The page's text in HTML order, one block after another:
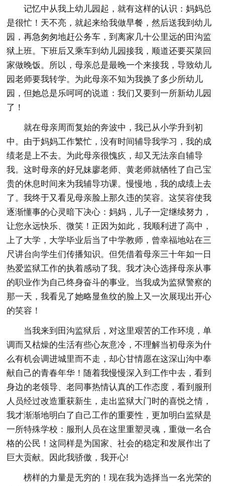
记忆中从我上幼儿园起，就有这样的认识：妈妈总
是很忙！天不亮，就起来给我做早餐，然后送我到幼儿
园，再急匆匆地赶公务车，到离家几十公里远的田沟监
狱上班。下班后又乘车到幼儿园接我，顺道还要买菜回
家做晚饭。所以，母亲总是最晚一个来接我，导致幼儿
园老师要我转学。为此母亲不知为我换了多少所幼儿
园，但她总是乐呵呵的说道：我们又要到一所新幼儿园
了！
就在母亲周而复始的奔波中，我已从小学升到初
中。由于妈妈工作繁忙，没有时间辅导我学习，我的成
绩老是上不去。为此母亲很愧疚，却又无法亲自辅导
我。这时母亲的好兄妹廖老师、黄老师就牺牲了自己宝
贵的休息时间来为我辅导功课。慢慢地，我的成绩上去
了。我终于又看见母亲脸上那久违的笑容。这笑容使我
逐渐懂事的心灵暗下决心：妈妈，儿子一定继续努力，
让您永远快乐、微笑！正因为如此，我顺利进了高中，
上了大学，大学毕业后当了中学教师，曾幸福地站在三
尺讲台向学生们传播知识。但凭借着母亲三十年如一日
热爱监狱工作的执着感动了我。我才决心选择母亲从事
的职业作为自己终身奋斗的事业。当我成为监狱警察的
那一天，我看见了她略显鱼纹的脸上又一次展现出开心
的笑容！
当我来到田沟监狱后，对这里艰苦的工作环境，单
调而又枯燥的生活有些心灰意冷，不理解当初母亲为什
么有机会调进城里而不走，却心甘情愿在这深山沟中奉
献自己的青春年华！随着我慢慢深入到工作中去，看到
身边的老领导、老同事热情认真的工作态度，看到服刑
人员经过改造重获新生，走出监狱大门时的喜悦之情，
我才渐渐地明白了自己工作的重要性，更加明白监狱是
一所特殊学校：服刑人员在这里重塑灵魂，重做一名合
格的公民！这同样是为国家、社会的稳定和发展作出了
巨大贡献。因此我骄傲，我开心!
榜样的力量是无穷的！现在我为选择当一名光荣的